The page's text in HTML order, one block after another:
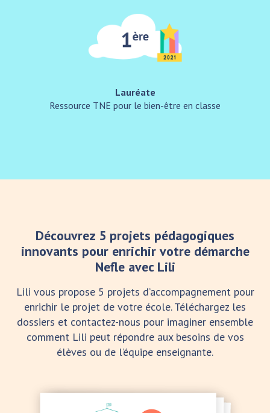
Lauréate
Ressource TNE pour le bien-être en classe
Découvrez 5 projets pédagogiques
innovants pour enrichir votre démarche
Nefle avec Lili
Lili vous propose 5 projets d’accompagnement pour
enrichir le projet de votre école. Téléchargez les
dossiers et contactez-nous pour imaginer ensemble
comment Lili peut répondre aux besoins de vos
élèves ou de l’équipe enseignante.